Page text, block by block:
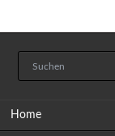
Home